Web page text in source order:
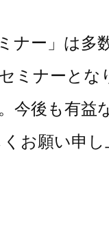
ナー」は多
ミナーとな
今後も有益
お願い申